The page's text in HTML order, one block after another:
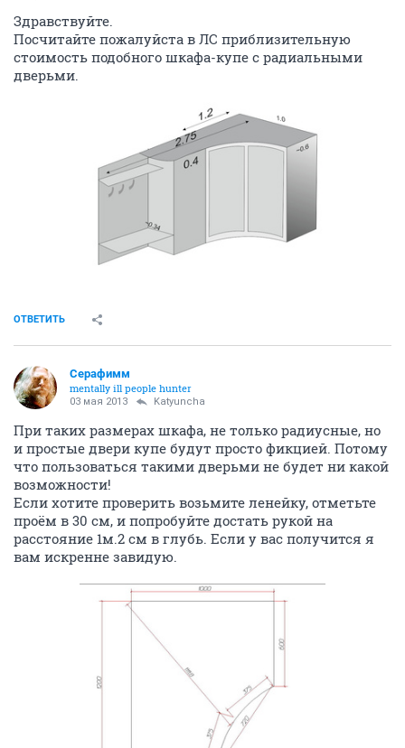
Здравствуйте.
Посчитайте пожалуйста в ЛС приблизительную
стоимость подобного шкафа-купе с радиальными
дверьми.
ОТВЕТИТЬ
Серафимм
mentally ill people hunter
03 мая 2013 Katyuncha
При таких размерах шкафа, не только радиусные, но
и простые двери купе будут просто фикцией. Потому
что пользоваться такими дверьми не будет ни какой
возможности!
Если хотите проверить возьмите ленейку, отметьте
проём в 30 см, и попробуйте достать рукой на
расстояние 1м.2 см в глубь. Если у вас получится я
вам искренне завидую.